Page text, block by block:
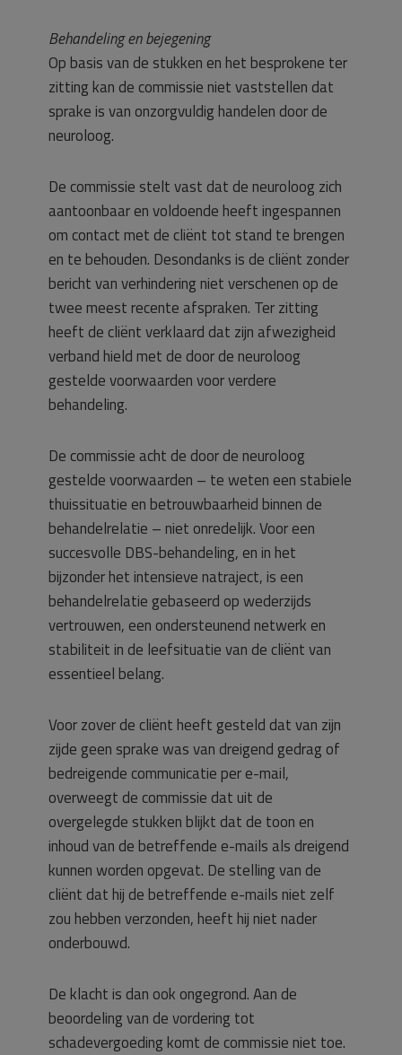
Behandeling en bejegening
Op basis van de stukken en het besprokene ter
zitting kan de commissie niet vaststellen dat
sprake is van onzorgvuldig handelen door de
neuroloog.
De commissie stelt vast dat de neuroloog zich
aantoonbaar en voldoende heeft ingespannen
om contact met de cliënt tot stand te brengen
en te behouden. Desondanks is de cliënt zonder
bericht van verhindering niet verschenen op de
twee meest recente afspraken. Ter zitting
heeft de cliënt verklaard dat zijn afwezigheid
verband hield met de door de neuroloog
gestelde voorwaarden voor verdere
behandeling.
De commissie acht de door de neuroloog
gestelde voorwaarden – te weten een stabiele
thuissituatie en betrouwbaarheid binnen de
behandelrelatie – niet onredelijk. Voor een
succesvolle DBS-behandeling, en in het
bijzonder het intensieve natraject, is een
behandelrelatie gebaseerd op wederzijds
vertrouwen, een ondersteunend netwerk en
stabiliteit in de leefsituatie van de cliënt van
essentieel belang.
Voor zover de cliënt heeft gesteld dat van zijn
zijde geen sprake was van dreigend gedrag of
bedreigende communicatie per e-mail,
overweegt de commissie dat uit de
overgelegde stukken blijkt dat de toon en
inhoud van de betreffende e-mails als dreigend
kunnen worden opgevat. De stelling van de
cliënt dat hij de betreffende e-mails niet zelf
zou hebben verzonden, heeft hij niet nader
onderbouwd.
De klacht is dan ook ongegrond. Aan de
beoordeling van de vordering tot
schadevergoeding komt de commissie niet toe.